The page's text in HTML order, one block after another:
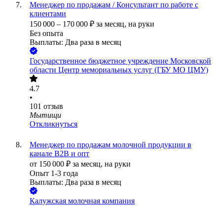
Менеджер по продажам / Консультант по работе с
клиентами
150 000 – 170 000 ₽ за месяц, на руки
Без опыта
Выплаты: Два раза в месяц
Государственное бюджетное учреждение Московской
области Центр мемориальных услуг (ГБУ МО ЦМУ)
4.7
•
101 отзыв
Мытищи
Откликнуться
Менеджер по продажам молочной продукции в
канале В2В и опт
от 150 000 ₽ за месяц, на руки
Опыт 1-3 года
Выплаты: Два раза в месяц
Калужская молочная компания